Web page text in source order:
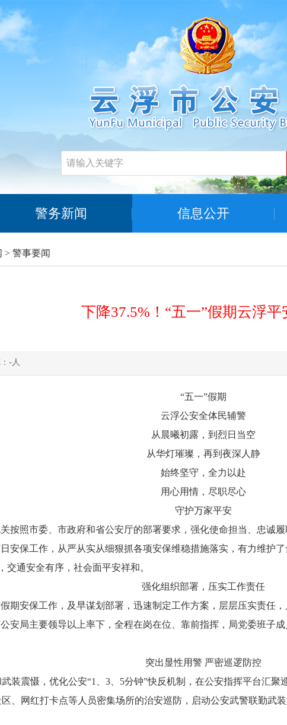
警务新闻 信息公开
> 警事要闻
下降37.5%！“五一”假期云浮平
- 人
“五一”假期
云浮公安全体民辅警
从晨曦初露，到烈日当空
从华灯璀璨，再到夜深人静
始终坚守，全力以赴
用心用情，尽职尽心
守护万家平安
照市委、市政府和省公安厅的部署要求，强化使命担当、忠诚
安保工作，从严从实从细狠抓各项安保维稳措施落实，有力维护
交通安全有序，社会面平安祥和。
强化组织部署，压实工作责任
安保工作，及早谋划部署，迅速制定工作方案，层层压实责任
安局主要领导以上率下，全程在岗在位、靠前指挥，局党委班子
突出显性用警 严密巡逻防控
震慑，优化公安“1、3、5分钟”快反机制，在公安指挥平台汇聚
、网红打卡点等人员密集场所的治安巡防，启动公安武警联勤武